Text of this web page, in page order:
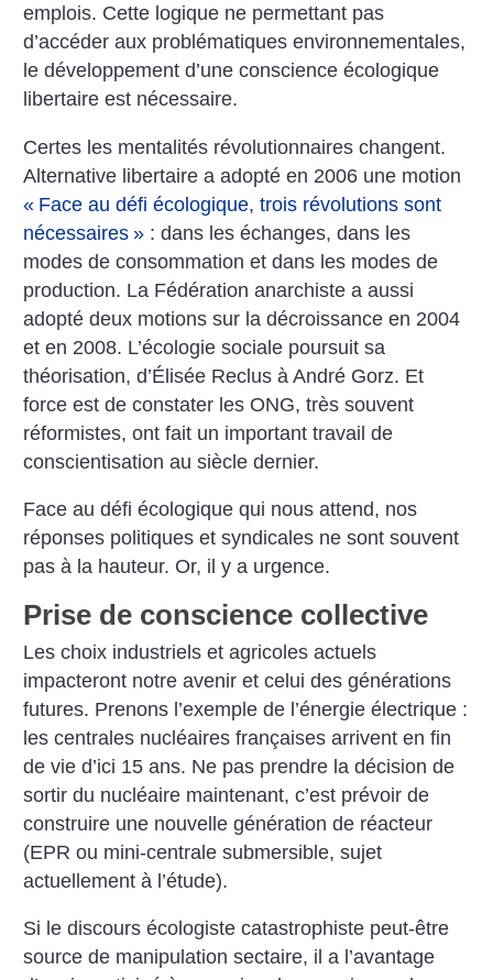
emplois. Cette logique ne permettant pas
d’accéder aux problématiques environnementales,
le développement d’une conscience écologique
libertaire est nécessaire.
Certes les mentalités révolutionnaires changent.
Alternative libertaire a adopté en 2006 une motion
« Face au défi écologique, trois révolutions sont
nécessaires » : dans les échanges, dans les
modes de consommation et dans les modes de
production. La Fédération anarchiste a aussi
adopté deux motions sur la décroissance en 2004
et en 2008. L’écologie sociale poursuit sa
théorisation, d’Élisée Reclus à André Gorz. Et
force est de constater les ONG, très souvent
réformistes, ont fait un important travail de
conscientisation au siècle dernier.
Face au défi écologique qui nous attend, nos
réponses politiques et syndicales ne sont souvent
pas à la hauteur. Or, il y a urgence.
Prise de conscience collective
Les choix industriels et agricoles actuels
impacteront notre avenir et celui des générations
futures. Prenons l’exemple de l’énergie électrique :
les centrales nucléaires françaises arrivent en fin
de vie d’ici 15 ans. Ne pas prendre la décision de
sortir du nucléaire maintenant, c’est prévoir de
construire une nouvelle génération de réacteur
(EPR ou mini-centrale submersible, sujet
actuellement à l’étude).
Si le discours écologiste catastrophiste peut-être
source de manipulation sectaire, il a l’avantage